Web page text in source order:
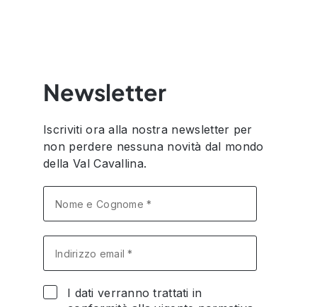
Newsletter
Iscriviti ora alla nostra newsletter per
non perdere nessuna novità dal mondo
della Val Cavallina.
I dati verranno trattati in